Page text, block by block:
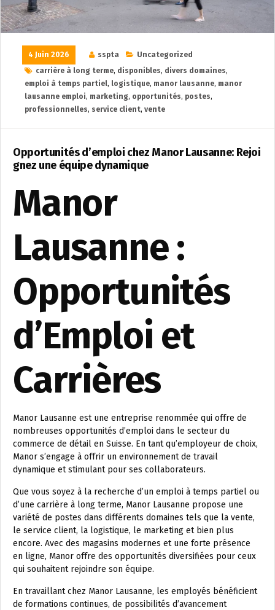
4 Juin 2026 sspta
Uncategorized
carrière à long terme, disponibles, divers domaines,
emploi à temps partiel, logistique, manor lausanne, manor
lausanne emploi, marketing, opportunités, postes,
professionnelles, service client, vente
Opportunités d’emploi chez Manor Lausanne: Rejoi
gnez une équipe dynamique
Manor
Lausanne :
Opportunités
d’Emploi et
Carrières
Manor Lausanne est une entreprise renommée qui offre de
nombreuses opportunités d’emploi dans le secteur du
commerce de détail en Suisse. En tant qu’employeur de choix,
Manor s’engage à offrir un environnement de travail
dynamique et stimulant pour ses collaborateurs.
Que vous soyez à la recherche d’un emploi à temps partiel ou
d’une carrière à long terme, Manor Lausanne propose une
variété de postes dans différents domaines tels que la vente,
le service client, la logistique, le marketing et bien plus
encore. Avec des magasins modernes et une forte présence
en ligne, Manor offre des opportunités diversifiées pour ceux
qui souhaitent rejoindre son équipe.
En travaillant chez Manor Lausanne, les employés bénéficient
de formations continues, de possibilités d’avancement